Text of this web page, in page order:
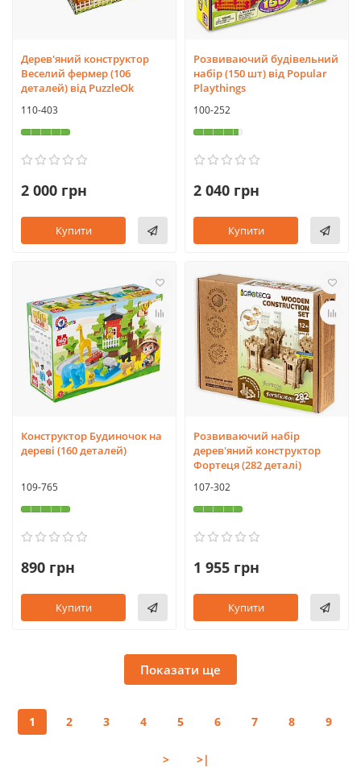
Дерев'яний конструктор
Веселий фермер (106
деталей) від PuzzleOk
110-403
2 000 грн
Купити
Розвиваючий будівельний
набір (150 шт) від Popular
Playthings
100-252
2 040 грн
Купити
Конструктор Будиночок на
дереві (160 деталей)
109-765
890 грн
Купити
Розвиваючий набір
дерев'яний конструктор
Фортеця (282 деталі)
107-302
1 955 грн
Купити
Показати ще
1 2 3 4 5 6 7 8 9
> >|